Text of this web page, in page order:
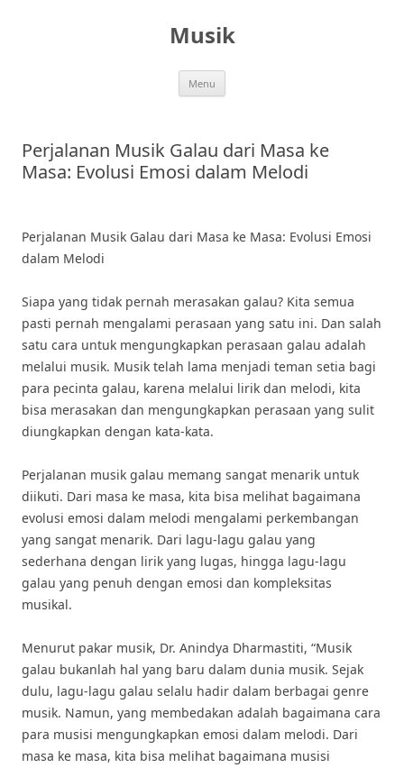
Musik
Menu
Perjalanan Musik Galau dari Masa ke
Masa: Evolusi Emosi dalam Melodi
Perjalanan Musik Galau dari Masa ke Masa: Evolusi Emosi
dalam Melodi
Siapa yang tidak pernah merasakan galau? Kita semua
pasti pernah mengalami perasaan yang satu ini. Dan salah
satu cara untuk mengungkapkan perasaan galau adalah
melalui musik. Musik telah lama menjadi teman setia bagi
para pecinta galau, karena melalui lirik dan melodi, kita
bisa merasakan dan mengungkapkan perasaan yang sulit
diungkapkan dengan kata-kata.
Perjalanan musik galau memang sangat menarik untuk
diikuti. Dari masa ke masa, kita bisa melihat bagaimana
evolusi emosi dalam melodi mengalami perkembangan
yang sangat menarik. Dari lagu-lagu galau yang
sederhana dengan lirik yang lugas, hingga lagu-lagu
galau yang penuh dengan emosi dan kompleksitas
musikal.
Menurut pakar musik, Dr. Anindya Dharmastiti, “Musik
galau bukanlah hal yang baru dalam dunia musik. Sejak
dulu, lagu-lagu galau selalu hadir dalam berbagai genre
musik. Namun, yang membedakan adalah bagaimana cara
para musisi mengungkapkan emosi dalam melodi. Dari
masa ke masa, kita bisa melihat bagaimana musisi